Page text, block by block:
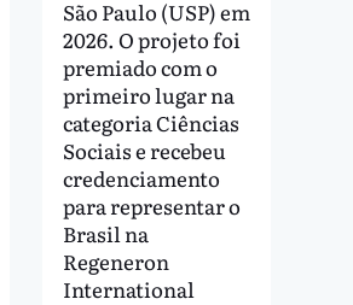
São Paulo (USP) em
2026. O projeto foi
premiado com o
primeiro lugar na
categoria Ciências
Sociais e recebeu
credenciamento
para representar o
Brasil na
Regeneron
International